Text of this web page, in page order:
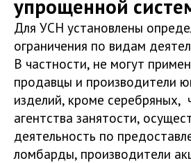
упрощенной
Для УСН установлены
ограничения по видам
В частности, не могут
продавцы и производители
изделий, кроме серебряных,
агентства занятости,
деятельность по
ломбарды, производители